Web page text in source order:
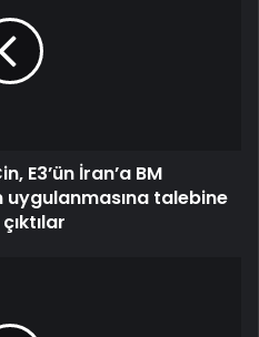
E3’ün İran’a BM
uygulanmasına talebine